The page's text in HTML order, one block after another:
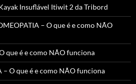
Insuflável Itiwit 2 da Tribord
– O que é e como NÃO
que é e como NÃO funciona
– O que é e como NÃO funciona